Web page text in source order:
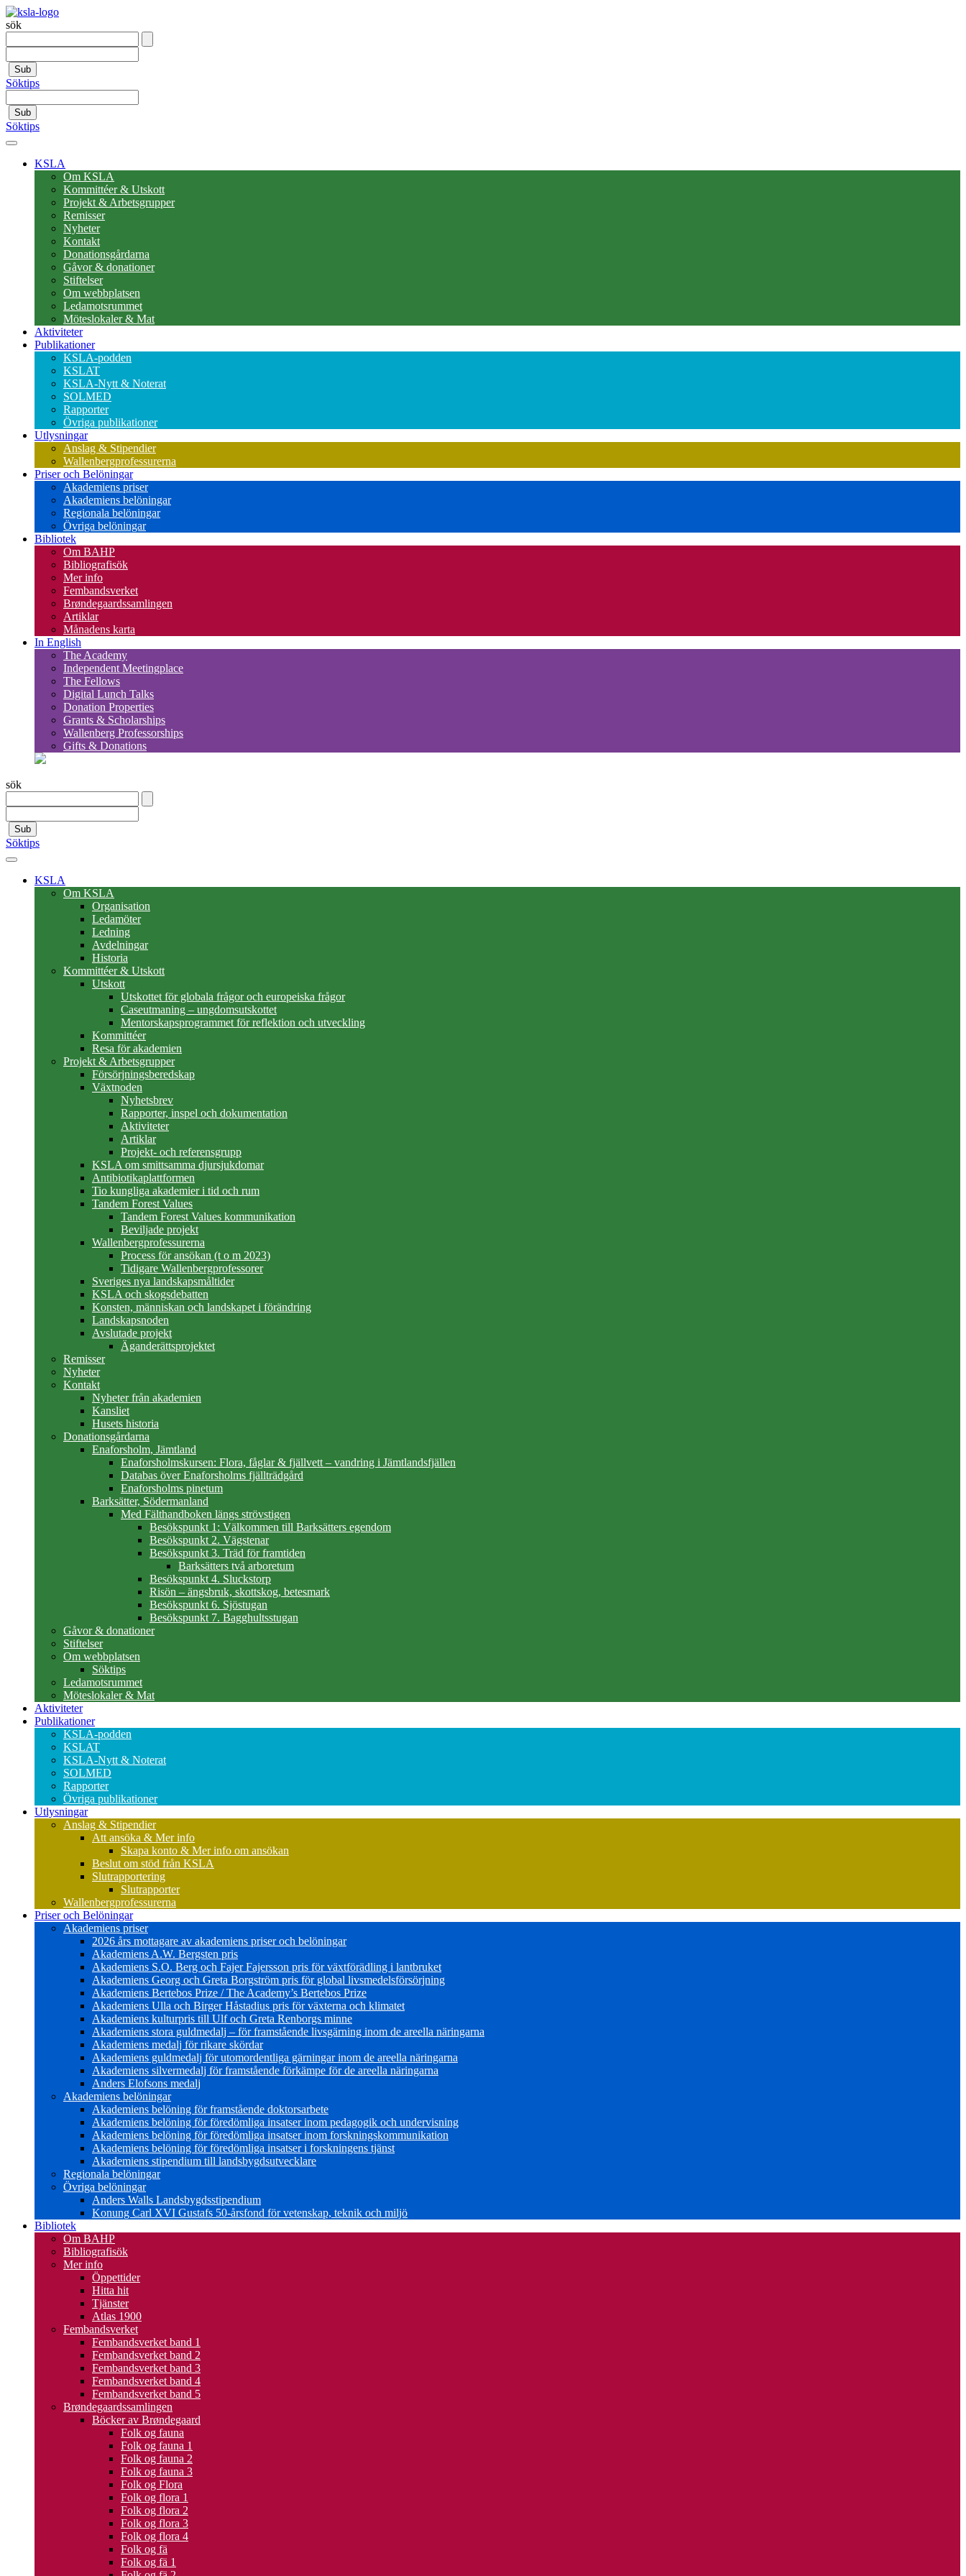
sök
Sub
Söktips
Sub
Söktips
KSLA
Om KSLA
Kommittéer & Utskott
Projekt & Arbetsgrupper
Remisser
Nyheter
Kontakt
Donationsgårdarna
Gåvor & donationer
Stiftelser
Om webbplatsen
Ledamotsrummet
Möteslokaler & Mat
Aktiviteter
Publikationer
KSLA-podden
KSLAT
KSLA-Nytt & Noterat
SOLMED
Rapporter
Övriga publikationer
Utlysningar
Anslag & Stipendier
Wallenbergprofessurerna
Priser och Belöningar
Akademiens priser
Akademiens belöningar
Regionala belöningar
Övriga belöningar
Bibliotek
Om BAHP
Bibliografisök
Mer info
Fembandsverket
Brøndegaardssamlingen
Artiklar
Månadens karta
In English
The Academy
Independent Meetingplace
The Fellows
Digital Lunch Talks
Donation Properties
Grants & Scholarships
Wallenberg Professorships
Gifts & Donations
sök
Sub
Söktips
KSLA
Om KSLA
Organisation
Ledamöter
Ledning
Avdelningar
Historia
Kommittéer & Utskott
Utskott
Utskottet för globala frågor och europeiska frågor
Caseutmaning – ungdomsutskottet
Mentorskapsprogrammet för reflektion och utveckling
Kommittéer
Resa för akademien
Projekt & Arbetsgrupper
Försörjningsberedskap
Växtnoden
Nyhetsbrev
Rapporter, inspel och dokumentation
Aktiviteter
Artiklar
Projekt- och referensgrupp
KSLA om smittsamma djursjukdomar
Antibiotikaplattformen
Tio kungliga akademier i tid och rum
Tandem Forest Values
Tandem Forest Values kommunikation
Beviljade projekt
Wallenbergprofessurerna
Process för ansökan (t o m 2023)
Tidigare Wallenbergprofessorer
Sveriges nya landskapsmåltider
KSLA och skogsdebatten
Konsten, människan och landskapet i förändring
Landskapsnoden
Avslutade projekt
Äganderättsprojektet
Remisser
Nyheter
Kontakt
Nyheter från akademien
Kansliet
Husets historia
Donationsgårdarna
Enaforsholm, Jämtland
Enaforsholmskursen: Flora, fåglar & fjällvett – vandring i Jämtlandsfjällen
Databas över Enaforsholms fjällträdgård
Enaforsholms pinetum
Barksätter, Södermanland
Med Fälthandboken längs strövstigen
Besökspunkt 1: Välkommen till Barksätters egendom
Besökspunkt 2. Vägstenar
Besökspunkt 3. Träd för framtiden
Barksätters två arboretum
Besökspunkt 4. Sluckstorp
Risön – ängsbruk, skottskog, betesmark
Besökspunkt 6. Sjöstugan
Besökspunkt 7. Bagghultsstugan
Gåvor & donationer
Stiftelser
Om webbplatsen
Söktips
Ledamotsrummet
Möteslokaler & Mat
Aktiviteter
Publikationer
KSLA-podden
KSLAT
KSLA-Nytt & Noterat
SOLMED
Rapporter
Övriga publikationer
Utlysningar
Anslag & Stipendier
Att ansöka & Mer info
Skapa konto & Mer info om ansökan
Beslut om stöd från KSLA
Slutrapportering
Slutrapporter
Wallenbergprofessurerna
Priser och Belöningar
Akademiens priser
2026 års mottagare av akademiens priser och belöningar
Akademiens A.W. Bergsten pris
Akademiens S.O. Berg och Fajer Fajersson pris för växtförädling i lantbruket
Akademiens Georg och Greta Borgström pris för global livsmedelsförsörjning
Akademiens Bertebos Prize / The Academy’s Bertebos Prize
Akademiens Ulla och Birger Håstadius pris för växterna och klimatet
Akademiens kulturpris till Ulf och Greta Renborgs minne
Akademiens stora guldmedalj – för framstående livsgärning inom de areella näringarna
Akademiens medalj för rikare skördar
Akademiens guldmedalj för utomordentliga gärningar inom de areella näringarna
Akademiens silvermedalj för framstående förkämpe för de areella näringarna
Anders Elofsons medalj
Akademiens belöningar
Akademiens belöning för framstående doktorsarbete
Akademiens belöning för föredömliga insatser inom pedagogik och undervisning
Akademiens belöning för föredömliga insatser inom forskningskommunikation
Akademiens belöning för föredömliga insatser i forskningens tjänst
Akademiens stipendium till landsbygdsutvecklare
Regionala belöningar
Övriga belöningar
Anders Walls Landsbygdsstipendium
Konung Carl XVI Gustafs 50-årsfond för vetenskap, teknik och miljö
Bibliotek
Om BAHP
Bibliografisök
Mer info
Öppettider
Hitta hit
Tjänster
Atlas 1900
Fembandsverket
Fembandsverket band 1
Fembandsverket band 2
Fembandsverket band 3
Fembandsverket band 4
Fembandsverket band 5
Brøndegaardssamlingen
Böcker av Brøndegaard
Folk og fauna
Folk og fauna 1
Folk og fauna 2
Folk og fauna 3
Folk og Flora
Folk og flora 1
Folk og flora 2
Folk og flora 3
Folk og flora 4
Folk og fä
Folk og fä 1